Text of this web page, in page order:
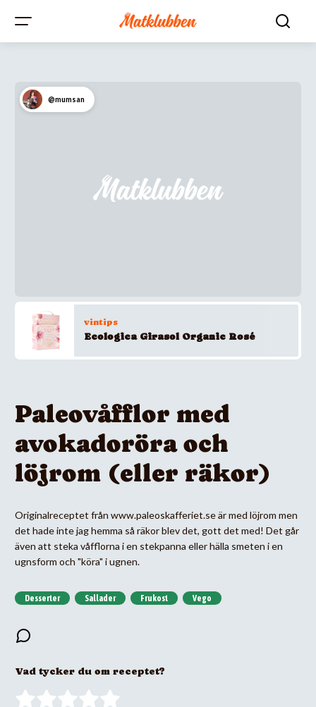
@mumsan
vintips
Ecologica Girasol Organic Rosé
Paleovåfflor med
avokadoröra och
löjrom (eller räkor)
Originalreceptet från www.paleoskafferiet.se är med löjrom men
det hade inte jag hemma så räkor blev det, gott det med! Det går
även att steka våfflorna i en stekpanna eller hälla smeten i en
ugnsform och "köra" i ugnen.
Desserter Sallader Frukost Vego
Vad tycker du om receptet?